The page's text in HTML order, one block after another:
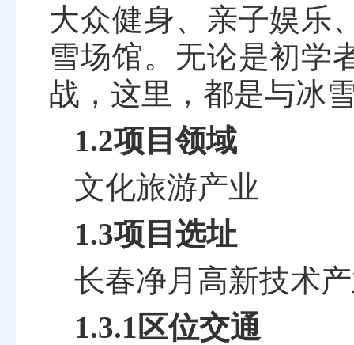
大众健身、亲子娱乐
雪场馆。无论是初学
战，这里，都是与冰
1.2项目领域
文化旅游产业
1.3项目选址
长春净月高新技术
1.3.1区位交通